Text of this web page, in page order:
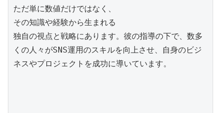
ただ単に数値だけではなく、
その知識や経験から生まれる
独自の視点と戦略にあります。彼の指導の下で、数多
くの人々がSNS運用のスキルを向上させ、自身のビジ